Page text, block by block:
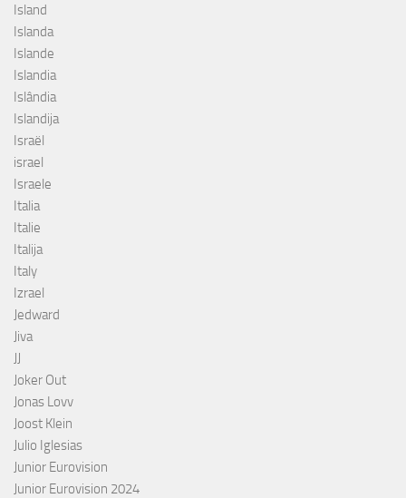
Island
Islanda
Islande
Islandia
Islândia
Islandija
Israël
israel
Israele
Italia
Italie
Italija
Italy
Izrael
Jedward
Jiva
JJ
Joker Out
Jonas Lovv
Joost Klein
Julio Iglesias
Junior Eurovision
Junior Eurovision 2024